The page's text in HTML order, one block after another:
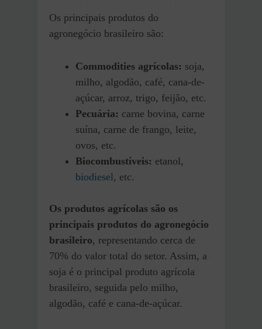
Os principais produtos do
agronegócio brasileiro são:
Commodities agrícolas: soja,
milho, algodão, café, cana-de-
açúcar, arroz, trigo, feijão, etc.
Pecuária: carne bovina, carne
suína, carne de frango, leite,
ovos, etc.
Biocombustíveis: etanol,
biodiesel, etc.
Os produtos agrícolas são os
principais produtos do agronegócio
brasileiro, representando cerca de
70% do valor total do setor. Assim, a
soja é o principal produto agrícola
brasileiro, seguida pelo milho,
algodão, café e cana-de-açúcar.